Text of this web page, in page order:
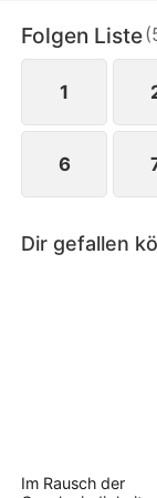
ihre Schulden.
Folgen Liste(
1
6
Dir gefallen
Im Rausch der